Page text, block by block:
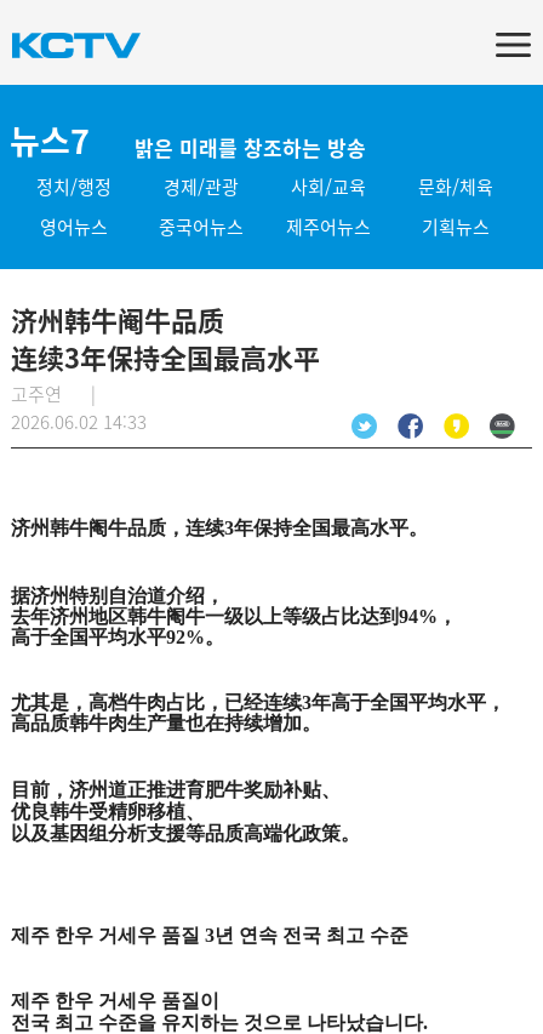
뉴스7 밝은 미래를 창조하는 방송
정치/행정 경제/관광 사회/교육
문화/체육
영어뉴스
중국어뉴스 제주어뉴스 기획뉴스
济州韩牛阉牛品质
连续3年保持全国最高水平
고주연 |
2026.06.02 14:33
济州韩牛阉牛品质，连续3年保持全国最高水平。
据济州特别自治道介绍，
去年济州地区韩牛阉牛一级以上等级占比达到94%，
高于全国平均水平92%。
尤其是，高档牛肉占比，已经连续3年高于全国平均水平，
高品质韩牛肉生产量也在持续增加。
目前，济州道正推进育肥牛奖励补贴、
优良韩牛受精卵移植、
以及基因组分析支援等品质高端化政策。
제주 한우 거세우 품질 3년 연속 전국 최고 수준
제주 한우 거세우 품질이
전국 최고 수준을 유지하는 것으로 나타났습니다.